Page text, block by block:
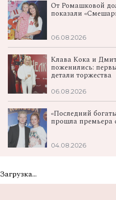
От Ромашковой
показали
06.08.2026
Клава Кока и
поженились:
детали торжества
06.08.2026
«Последний
прошла премьера
04.08.2026
Загрузка...